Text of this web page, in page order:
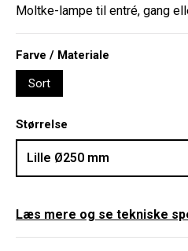
Moltke-lampe til entré, gang
Vælg
Farve / Materiale
Sort
Vælg
Størrelse
Læs mere og se tekniske